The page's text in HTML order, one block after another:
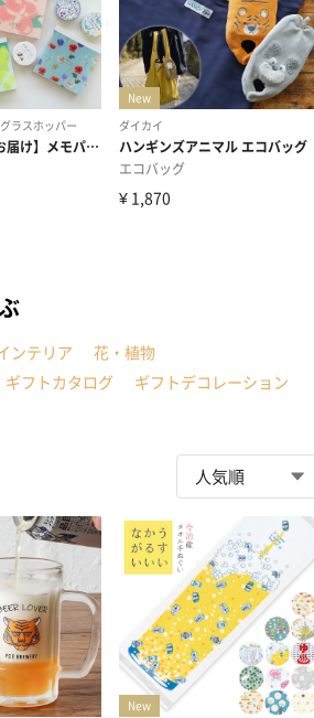
ンテリア
花・植物
ギフトカタログ ギフトデコレーション